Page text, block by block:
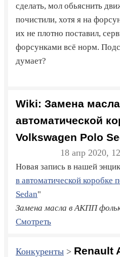
сделать, мол обьяснить
почистили, хотя я на
их не плотно поставил,
форсунками всё норм.
думает?
Wiki: Замена
автоматической
Volkswagen Polo
18 апр 2020,
Новая запись в нашей
в автоматической коробке
Sedan"
Замена масла в АКПП
Смотреть
Конкуренты > Renault